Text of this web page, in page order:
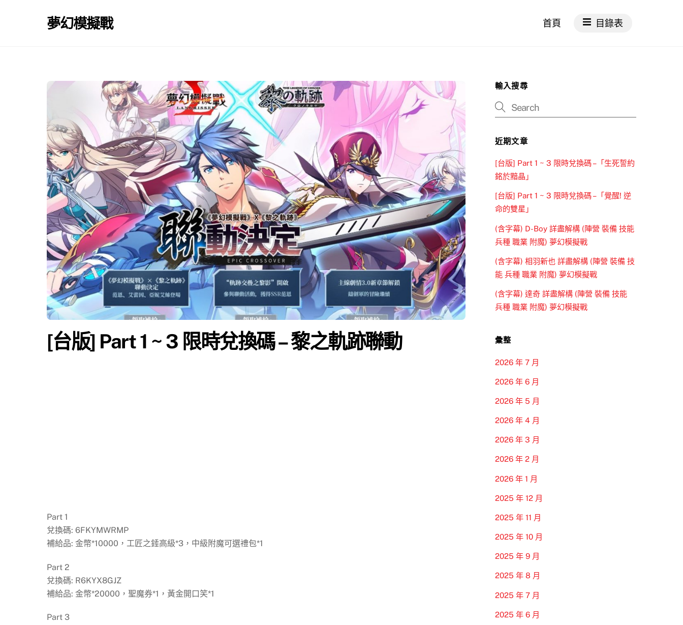
夢幻模擬戰 首頁 目錄表
[台版] Part 1 ~ 3 限時兌換碼 – 黎之軌跡聯動
Part 1
兌換碼: 6FKYMWRMP
補給品: 金幣*10000，工匠之錘高級*3，中級附魔可選禮包*1
Part 2
兌換碼: R6KYX8GJZ
補給品: 金幣*20000，聖魔券*1，黃金開口笑*1
Part 3
輸入搜尋
近期文章
[台版] Part 1 ~ 3 限時兌換碼 –「生死誓約
銘於黯晶」
[台版] Part 1 ~ 3 限時兌換碼 –「覺醒! 逆
命的雙星」
(含字幕) D-Boy 詳盡解構 (陣營 裝備 技能
兵種 職業 附魔) 夢幻模擬戰
(含字幕) 相羽新也 詳盡解構 (陣營 裝備 技
能 兵種 職業 附魔) 夢幻模擬戰
(含字幕) 達奇 詳盡解構 (陣營 裝備 技能
兵種 職業 附魔) 夢幻模擬戰
彙整
2026 年 7 月
2026 年 6 月
2026 年 5 月
2026 年 4 月
2026 年 3 月
2026 年 2 月
2026 年 1 月
2025 年 12 月
2025 年 11 月
2025 年 10 月
2025 年 9 月
2025 年 8 月
2025 年 7 月
2025 年 6 月